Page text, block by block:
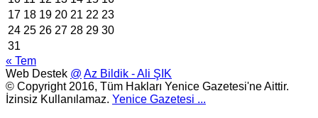
17 18 19 20 21 22 23
24 25 26 27 28 29 30
31
« Tem
Web Destek @ Az Bildik - Ali ŞIK
© Copyright 2016, Tüm Hakları Yenice Gazetesi'ne Aittir.
İzinsiz Kullanılamaz. Yenice Gazetesi ...